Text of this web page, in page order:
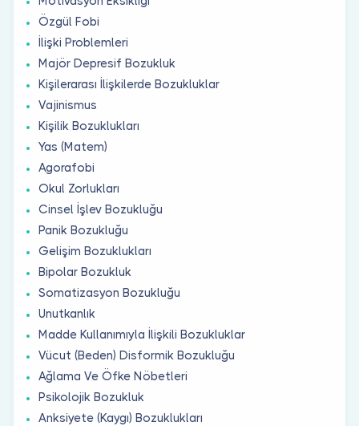
Özgül Fobi
İlişki Problemleri
Majör Depresif Bozukluk
Kişilerarası İlişkilerde Bozukluklar
Vajinismus
Kişilik Bozuklukları
Yas (Matem)
Agorafobi
Okul Zorlukları
Cinsel İşlev Bozukluğu
Panik Bozukluğu
Gelişim Bozuklukları
Bipolar Bozukluk
Somatizasyon Bozukluğu
Unutkanlık
Madde Kullanımıyla İlişkili Bozukluklar
Vücut (Beden) Disformik Bozukluğu
Ağlama Ve Öfke Nöbetleri
Psikolojik Bozukluk
Anksiyete (Kaygı) Bozuklukları